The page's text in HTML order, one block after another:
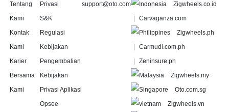
Tentang
Kami
Kontak
Kami
Karier
Bersama
Kami
Privasi
S&K
Regulasi
Kebijakan
Pengembalian
Kebijakan
Privasi Aplikasi
Opsee
support@oto.com
Zigwheels.co.id
Carvaganza.com
Zigwheels.ph
Carmudi.com.ph
Zeninsure.ph
Zigwheels.my
Oto.com.sg
Zigwheels.vn